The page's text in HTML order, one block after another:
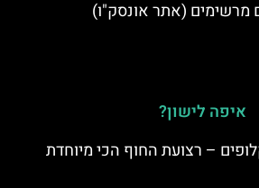
מרשימים (אתר אונסק"ו)
איפה לישון?
– רצועת החוף הכי מיוחדת